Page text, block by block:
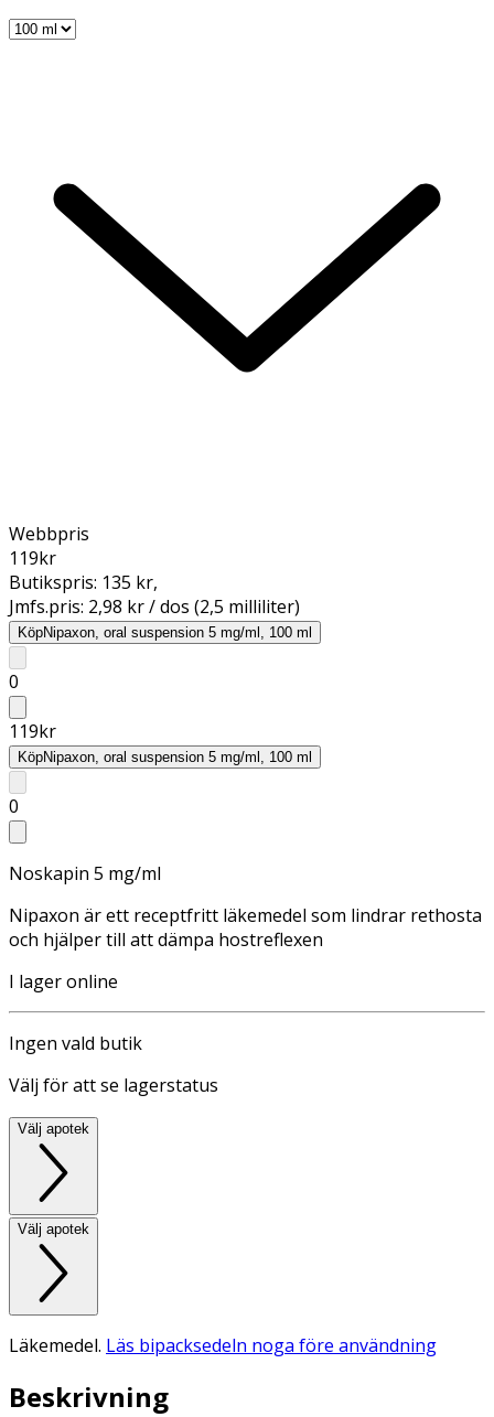
Webbpris
119kr
Butikspris: 135 kr,
Jmfs.pris: 2,98 kr / dos (2,5 milliliter)
KöpNipaxon, oral suspension 5 mg/ml, 100 ml
0
119kr
KöpNipaxon, oral suspension 5 mg/ml, 100 ml
0
Noskapin 5 mg/ml
Nipaxon är ett receptfritt läkemedel som lindrar rethosta
och hjälper till att dämpa hostreflexen
I lager online
Ingen vald butik
Välj för att se lagerstatus
Välj apotek
Välj apotek
Läkemedel. Läs bipacksedeln noga före användning
Beskrivning